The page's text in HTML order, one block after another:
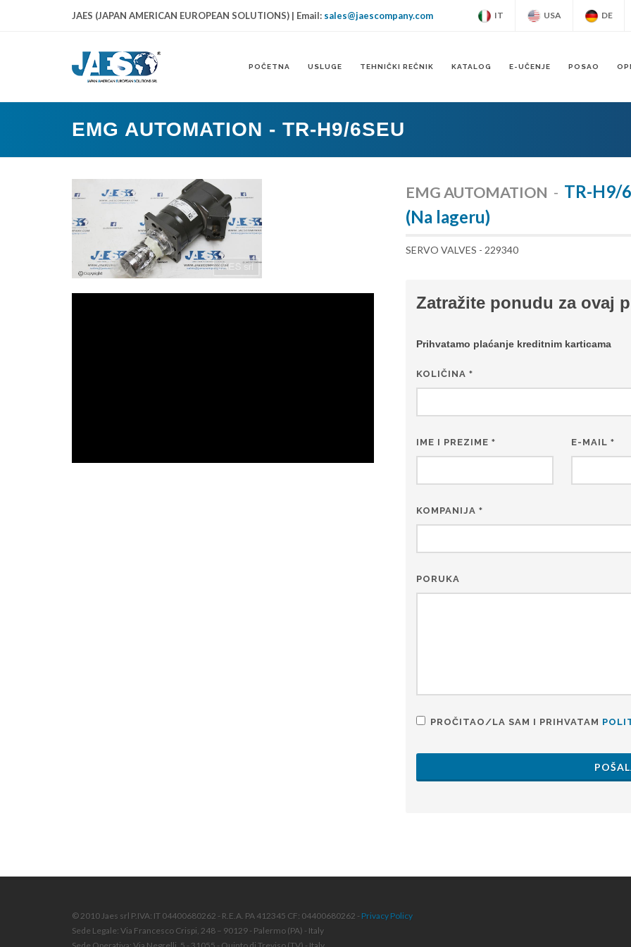
JAES (JAPAN AMERICAN EUROPEAN SOLUTIONS) | Email: sales@jaescompany.com IT USA DE
POČETNA USLUGE TEHNIČKI REČNIK KATALOG E-UČENJE POSAO
EMG AUTOMATION - TR-H9/6SEU
EMG AUTOMATION - TR-H9/
(Na lageru)
SERVO VALVES - 229340
Zatražite ponudu za ovaj
Prihvatamo plaćanje kreditnim karticama
KOLIČINA*
IME I PREZIME* E-MAIL*
KOMPANIJA*
PORUKA
PROČITAO/LA SAM I PRIHVATAM
© 2010 Jaes srl P.IVA: IT 04400680262 - R.E.A. PA 412345 CF: 04400680262 - Privacy Policy
Sede Legale: Via Francesco Crispi, 248 – 90129 - Palermo (PA) - Italy